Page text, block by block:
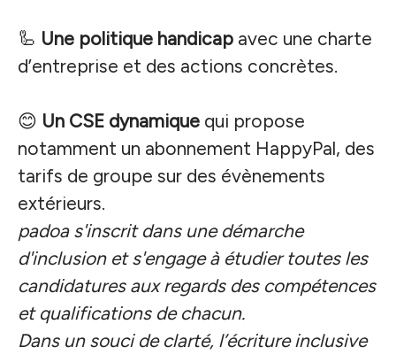
🦾 Une politique handicap avec une charte
d’entreprise et des actions concrètes.
😊 Un CSE dynamique qui propose
notamment un abonnement HappyPal, des
tarifs de groupe sur des évènements
extérieurs.
padoa s'inscrit dans une démarche
d'inclusion et s'engage à étudier toutes les
candidatures aux regards des compétences
et qualifications de chacun.
Dans un souci de clarté, l’écriture inclusive